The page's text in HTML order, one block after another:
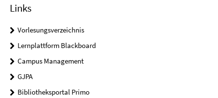
Links
Vorlesungsverzeichnis
Lernplattform Blackboard
Campus Management
GJPA
Bibliotheksportal Primo